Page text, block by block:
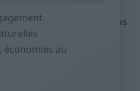
excessive des
l’anxiété. Voyons
d’écran
passé devant les
économies au